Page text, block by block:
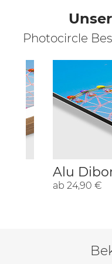
Photocircle
Alu
ab 24,90 €